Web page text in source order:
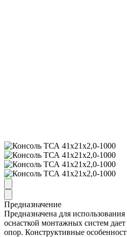
Предназначение
Предназначена для
оснасткой монтажных систем
опор. Конструктивные